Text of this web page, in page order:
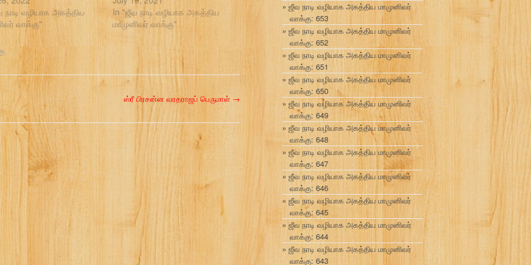
நாடி வழியாக அகத்திய
வாக்கு"
In "ஜீவ நாடி வழியாக அகத்திய
மாமுனிவர் வாக்கு"
ஸ்ரீ பிரசன்ன வரதராஜப் பெருமாள் →
ஜீவ நாடி வழியாக அகத்திய மாமுனிவர்
வாக்கு: 653
ஜீவ நாடி வழியாக அகத்திய மாமுனிவர்
வாக்கு: 652
ஜீவ நாடி வழியாக அகத்திய மாமுனிவர்
வாக்கு: 651
ஜீவ நாடி வழியாக அகத்திய மாமுனிவர்
வாக்கு: 650
ஜீவ நாடி வழியாக அகத்திய மாமுனிவர்
வாக்கு: 649
ஜீவ நாடி வழியாக அகத்திய மாமுனிவர்
வாக்கு: 648
ஜீவ நாடி வழியாக அகத்திய மாமுனிவர்
வாக்கு: 647
ஜீவ நாடி வழியாக அகத்திய மாமுனிவர்
வாக்கு: 646
ஜீவ நாடி வழியாக அகத்திய மாமுனிவர்
வாக்கு: 645
ஜீவ நாடி வழியாக அகத்திய மாமுனிவர்
வாக்கு: 644
ஜீவ நாடி வழியாக அகத்திய மாமுனிவர்
வாக்கு: 643